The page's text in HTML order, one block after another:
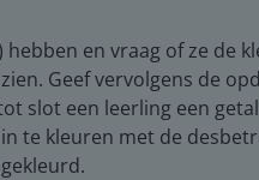
en vraag of ze de
Geef vervolgens de
slot een leerling een
te kleuren met de